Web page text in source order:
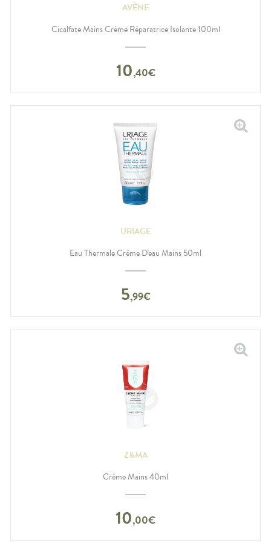
AVÈNE
Cicalfate Mains Crème Réparatrice Isolante 100ml
10,40€
URIAGE
Eau Thermale Crème D'eau Mains 50ml
5,99€
Z&MA
Crème Mains 40ml
10,00€